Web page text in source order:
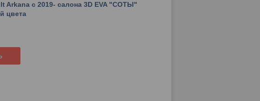
Arkana с 2019- салона 3D EVA "СОТЫ"
цвета